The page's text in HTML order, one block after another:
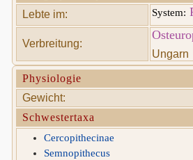
Lebte im:
System:
Verbreitung:
Ungarn
Physiologie
Gewicht:
Schwestertaxa
Cercopithecinae
Semnopithecus